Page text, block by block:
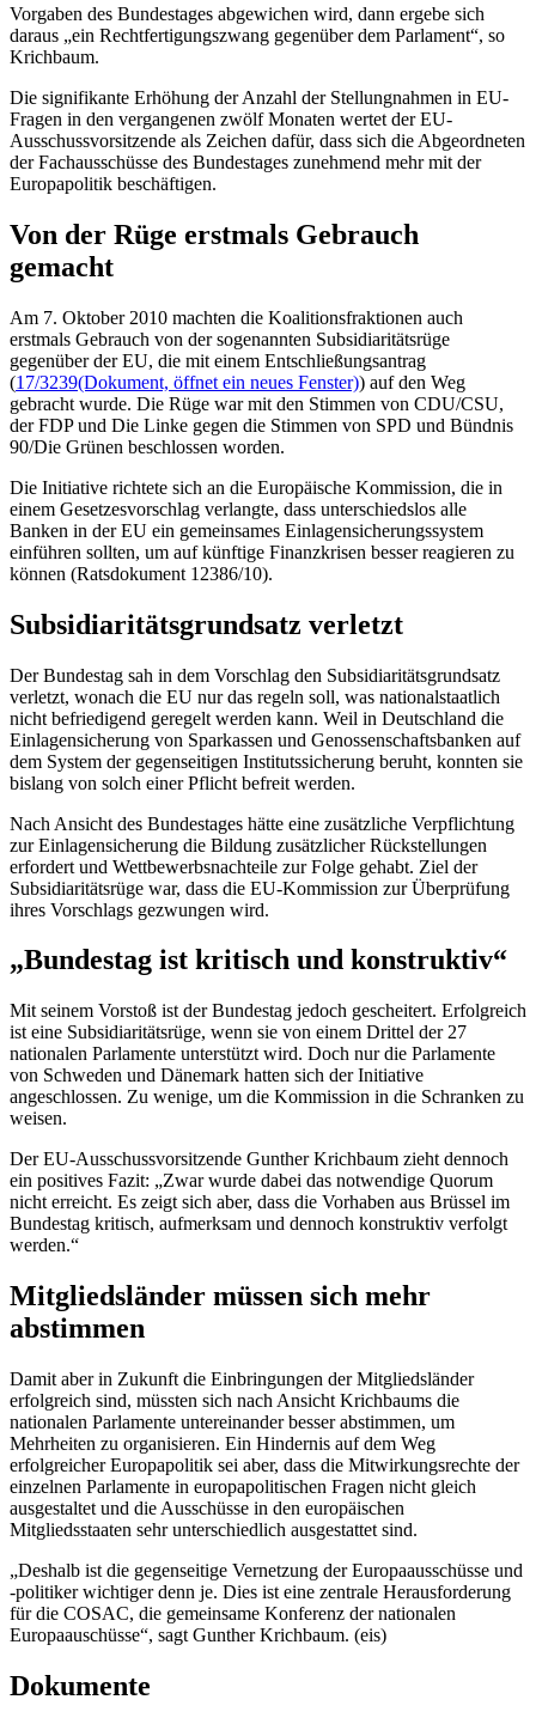
Vorgaben des Bundestages abgewichen wird, dann ergebe sich
daraus „ein Rechtfertigungszwang gegenüber dem Parlament“, so
Krichbaum.
Die signifikante Erhöhung der Anzahl der Stellungnahmen in EU-
Fragen in den vergangenen zwölf Monaten wertet der EU-
Ausschussvorsitzende als Zeichen dafür, dass sich die Abgeordneten
der Fachausschüsse des Bundestages zunehmend mehr mit der
Europapolitik beschäftigen.
Von der Rüge erstmals Gebrauch
gemacht
Am 7. Oktober 2010 machten die Koalitionsfraktionen auch
erstmals Gebrauch von der sogenannten Subsidiaritätsrüge
gegenüber der EU, die mit einem Entschließungsantrag
(17/3239(Dokument, öffnet ein neues Fenster)) auf den Weg
gebracht wurde. Die Rüge war mit den Stimmen von CDU/CSU,
der FDP und Die Linke gegen die Stimmen von SPD und Bündnis
90/Die Grünen beschlossen worden.
Die Initiative richtete sich an die Europäische Kommission, die in
einem Gesetzesvorschlag verlangte, dass unterschiedslos alle
Banken in der EU ein gemeinsames Einlagensicherungssystem
einführen sollten, um auf künftige Finanzkrisen besser reagieren zu
können (Ratsdokument 12386/10).
Subsidiaritätsgrundsatz verletzt
Der Bundestag sah in dem Vorschlag den Subsidiaritätsgrundsatz
verletzt, wonach die EU nur das regeln soll, was nationalstaatlich
nicht befriedigend geregelt werden kann. Weil in Deutschland die
Einlagensicherung von Sparkassen und Genossenschaftsbanken auf
dem System der gegenseitigen Institutssicherung beruht, konnten sie
bislang von solch einer Pflicht befreit werden.
Nach Ansicht des Bundestages hätte eine zusätzliche Verpflichtung
zur Einlagensicherung die Bildung zusätzlicher Rückstellungen
erfordert und Wettbewerbsnachteile zur Folge gehabt. Ziel der
Subsidiaritätsrüge war, dass die EU-Kommission zur Überprüfung
ihres Vorschlags gezwungen wird.
„Bundestag ist kritisch und konstruktiv“
Mit seinem Vorstoß ist der Bundestag jedoch gescheitert. Erfolgreich
ist eine Subsidiaritätsrüge, wenn sie von einem Drittel der 27
nationalen Parlamente unterstützt wird. Doch nur die Parlamente
von Schweden und Dänemark hatten sich der Initiative
angeschlossen. Zu wenige, um die Kommission in die Schranken zu
weisen.
Der EU-Ausschussvorsitzende Gunther Krichbaum zieht dennoch
ein positives Fazit: „Zwar wurde dabei das notwendige Quorum
nicht erreicht. Es zeigt sich aber, dass die Vorhaben aus Brüssel im
Bundestag kritisch, aufmerksam und dennoch konstruktiv verfolgt
werden.“
Mitgliedsländer müssen sich mehr
abstimmen
Damit aber in Zukunft die Einbringungen der Mitgliedsländer
erfolgreich sind, müssten sich nach Ansicht Krichbaums die
nationalen Parlamente untereinander besser abstimmen, um
Mehrheiten zu organisieren. Ein Hindernis auf dem Weg
erfolgreicher Europapolitik sei aber, dass die Mitwirkungsrechte der
einzelnen Parlamente in europapolitischen Fragen nicht gleich
ausgestaltet und die Ausschüsse in den europäischen
Mitgliedsstaaten sehr unterschiedlich ausgestattet sind.
„Deshalb ist die gegenseitige Vernetzung der Europaausschüsse und
-politiker wichtiger denn je. Dies ist eine zentrale Herausforderung
für die COSAC, die gemeinsame Konferenz der nationalen
Europaauschüsse“, sagt Gunther Krichbaum. (eis)
Dokumente